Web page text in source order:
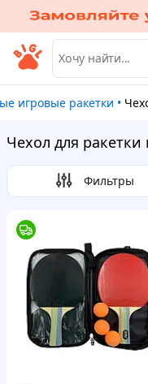
игровые ракетки •
Чехол для ракетки
Фильтры